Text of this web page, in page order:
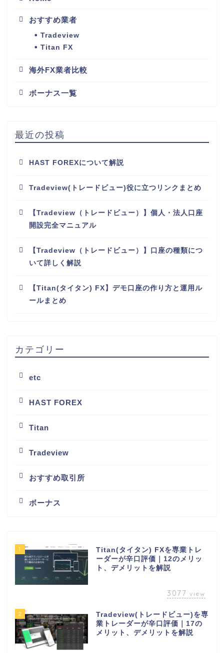
おすすめ業者
Tradeview
Titan FX
海外FX業者比較
ボーナス一覧
最近の投稿
HAST FOREXについて解説
Tradeview(トレードビュー)役に立つリンクまとめ
【Tradeview（トレードビュー）】個人・法人口座
開設完全マニュアル
【Tradeview（トレードビュー）】口座の種類につ
いて詳しく解説
【Titan(タイタン) FX】デモ口座の作り方と運用ル
ールまとめ
カテゴリー
etc
HAST FOREX
Titan
Tradeview
おすすめ取引所
ボーナス
1
Titan(タイタン) FXを専業トレ
ーダーが辛口評価｜12のメリッ
ト、デメリットを解説
3077 view
2
Tradeview(トレードビュー)を専
業トレーダーが辛口評価｜17の
メリット、デメリットを解説